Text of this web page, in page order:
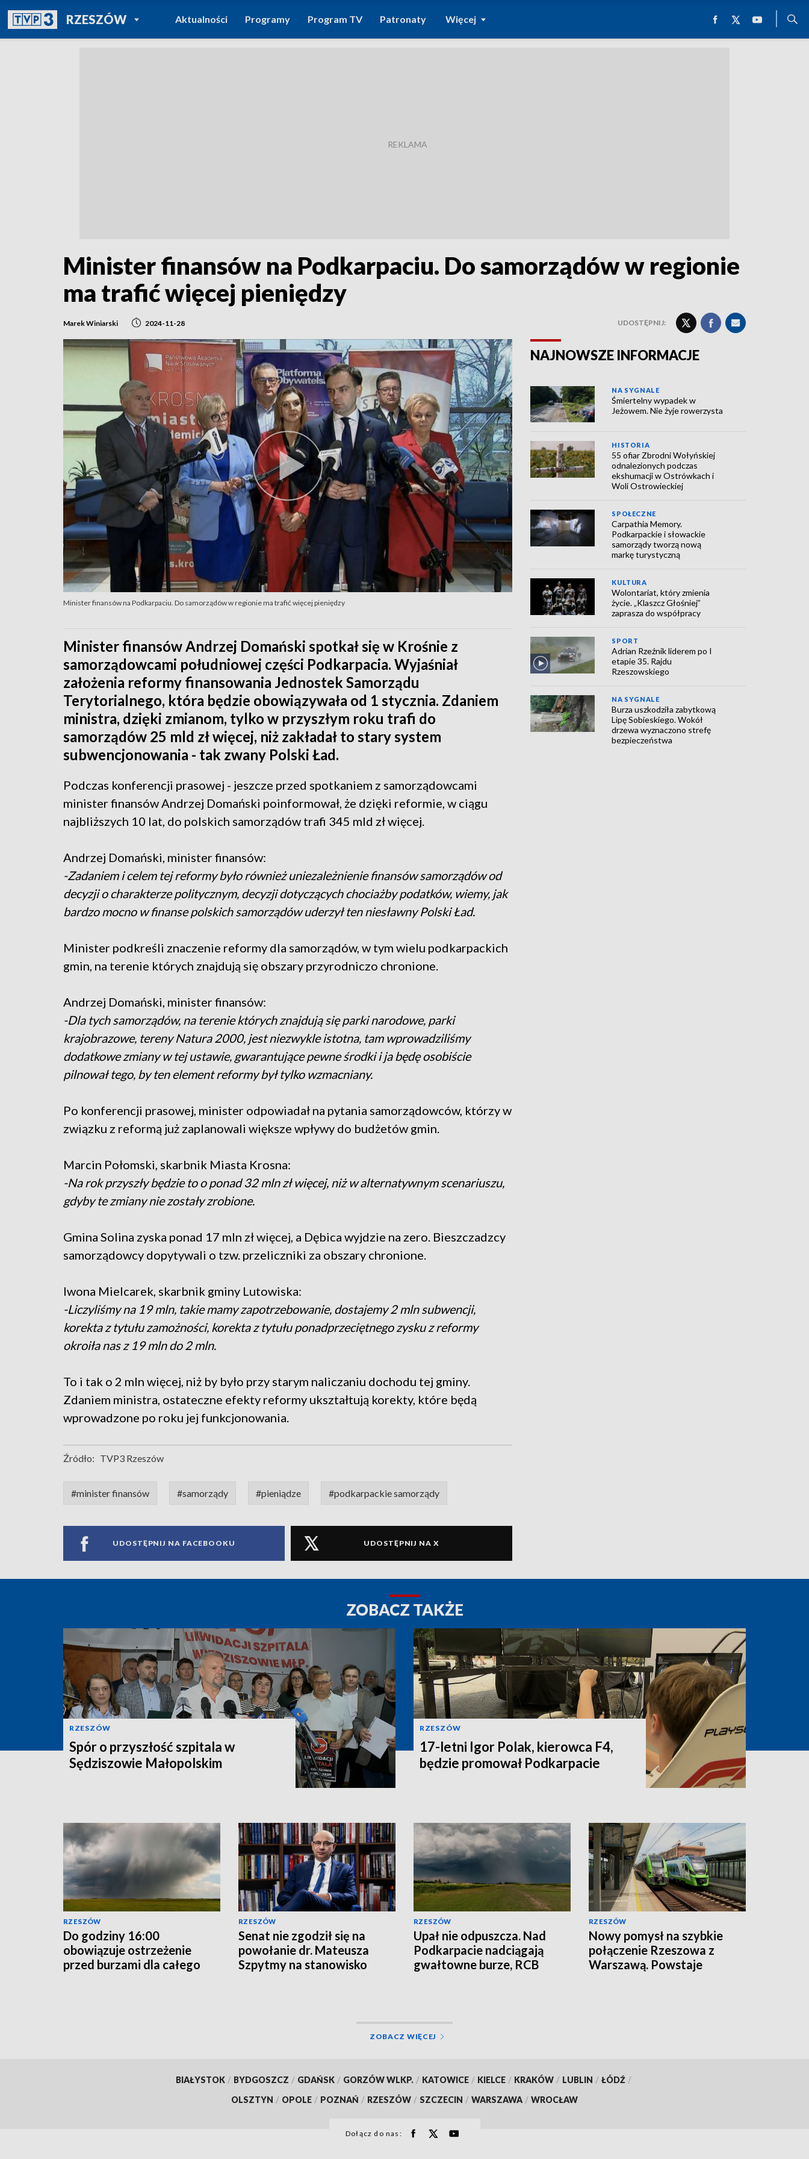
RZESZÓWPOWRÓT DO
TVP REGIONY
Aktualności Programy Program TV Patronaty Więcej
Minister finansów na Podkarpaciu. Do samorządów w regionie
ma trafić więcej pieniędzy
Marek Winiarski 2024-11-28 UDOSTĘPNIJ:
Minister finansów na Podkarpaciu. Do samorządów w regionie ma trafić więcej pieniędzy
Minister finansów Andrzej Domański spotkał się w Krośnie z
samorządowcami południowej części Podkarpacia. Wyjaśniał
założenia reformy finansowania Jednostek Samorządu
Terytorialnego, która będzie obowiązywała od 1 stycznia. Zdaniem
ministra, dzięki zmianom, tylko w przyszłym roku trafi do
samorządów 25 mld zł więcej, niż zakładał to stary system
subwencjonowania - tak zwany Polski Ład.
Podczas konferencji prasowej - jeszcze przed spotkaniem z samorządowcami
minister finansów Andrzej Domański poinformował, że dzięki reformie, w ciągu
najbliższych 10 lat, do polskich samorządów trafi 345 mld zł więcej.
Andrzej Domański, minister finansów:
-Zadaniem i celem tej reformy było również uniezależnienie finansów samorządów od
decyzji o charakterze politycznym, decyzji dotyczących chociażby podatków, wiemy, jak
bardzo mocno w finanse polskich samorządów uderzył ten niesławny Polski Ład.
Minister podkreśli znaczenie reformy dla samorządów, w tym wielu podkarpackich
gmin, na terenie których znajdują się obszary przyrodniczo chronione.
Andrzej Domański, minister finansów:
-Dla tych samorządów, na terenie których znajdują się parki narodowe, parki
krajobrazowe, tereny Natura 2000, jest niezwykle istotna, tam wprowadziliśmy
dodatkowe zmiany w tej ustawie, gwarantujące pewne środki i ja będę osobiście
pilnował tego, by ten element reformy był tylko wzmacniany.
Po konferencji prasowej, minister odpowiadał na pytania samorządowców, którzy w
związku z reformą już zaplanowali większe wpływy do budżetów gmin.
Marcin Połomski, skarbnik Miasta Krosna:
-Na rok przyszły będzie to o ponad 32 mln zł więcej, niż w alternatywnym scenariuszu,
gdyby te zmiany nie zostały zrobione.
Gmina Solina zyska ponad 17 mln zł więcej, a Dębica wyjdzie na zero. Bieszczadzcy
samorządowcy dopytywali o tzw. przeliczniki za obszary chronione.
Iwona Mielcarek, skarbnik gminy Lutowiska:
-Liczyliśmy na 19 mln, takie mamy zapotrzebowanie, dostajemy 2 mln subwencji,
korekta z tytułu zamożności, korekta z tytułu ponadprzeciętnego zysku z reformy
okroiła nas z 19 mln do 2 mln.
To i tak o 2 mln więcej, niż by było przy starym naliczaniu dochodu tej gminy.
Zdaniem ministra, ostateczne efekty reformy ukształtują korekty, które będą
wprowadzone po roku jej funkcjonowania.
Źródło: TVP3 Rzeszów
#minister finansów #samorządy #pieniądze #podkarpackie samorządy
UDOSTĘPNIJ NA FACEBOOKU UDOSTĘPNIJ NA X
NAJNOWSZE INFORMACJE
NA SYGNALE
Śmiertelny wypadek w
Jeżowem. Nie żyje rowerzysta
HISTORIA
55 ofiar Zbrodni Wołyńskiej
odnalezionych podczas
ekshumacji w Ostrówkach i
Woli Ostrowieckiej
SPOŁECZNE
Carpathia Memory.
Podkarpackie i słowackie
samorządy tworzą nową
markę turystyczną
KULTURA
Wolontariat, który zmienia
życie. „Klaszcz Głośniej”
zaprasza do współpracy
SPORT
Adrian Rzeźnik liderem po I
etapie 35. Rajdu
Rzeszowskiego
NA SYGNALE
Burza uszkodziła zabytkową
Lipę Sobieskiego. Wokół
drzewa wyznaczono strefę
bezpieczeństwa
ZOBACZ TAKŻE
RZESZÓW
Spór o przyszłość szpitala w
Sędziszowie Małopolskim
RZESZÓW
17-letni Igor Polak, kierowca F4,
będzie promował Podkarpacie
RZESZÓW
Do godziny 16:00
obowiązuje ostrzeżenie
przed burzami dla całego
RZESZÓW
Senat nie zgodził się na
powołanie dr. Mateusza
Szpytmy na stanowisko
RZESZÓW
Upał nie odpuszcza. Nad
Podkarpacie nadciągają
gwałtowne burze, RCB
RZESZÓW
Nowy pomysł na szybkie
połączenie Rzeszowa z
Warszawą. Powstaje
ZOBACZ WIĘCEJ
BIAŁYSTOK / BYDGOSZCZ / GDAŃSK / GORZÓW WLKP. / KATOWICE / KIELCE / KRAKÓW / LUBLIN / ŁÓDŹ /
OLSZTYN / OPOLE / POZNAŃ / RZESZÓW / SZCZECIN / WARSZAWA / WROCŁAW
Dołącz do nas: